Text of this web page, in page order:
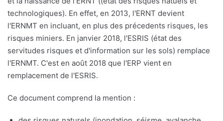
technologiques). En effet, en 2013, l'ERNT devient
l'ERNMT en incluant, en plus des précedents risques, les
risques miniers. En janvier 2018, l'ESRIS (état des
servitudes risques et d'information sur les sols) remplace
l'ERNMT. C'est en août 2018 que l'ERP vient en
remplacement de l'ESRIS.
Ce document comprend la mention :